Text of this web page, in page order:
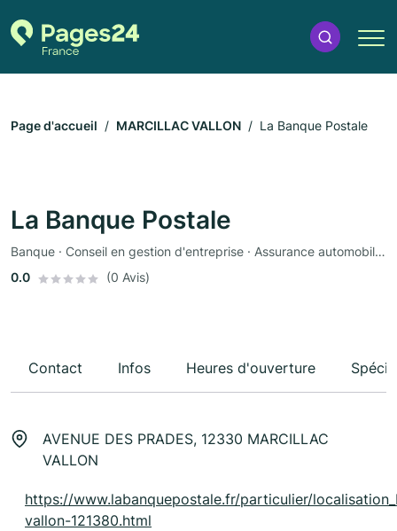
Page d'accueil MARCILLAC VALLON La Banque Postale
La Banque Postale
Banque · Conseil en gestion d'entreprise · Assurance automobile · Assurance
0.0
(0 Avis)
Contact Infos Heures d'ouverture
AVENUE DES PRADES, 12330 MARCILLAC
VALLON
https://www.labanquepostale.fr/particulier/
vallon-121380.html